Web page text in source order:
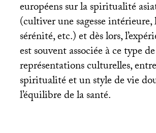
européens sur la spiritualité
(cultiver une sagesse intérieure,
sérénité, etc.) et dès lors,
est souvent associée à ce type de
représentations culturelles,
spiritualité et un style de vie
l’équilibre de la santé.